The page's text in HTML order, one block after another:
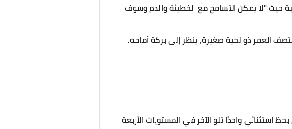
حيث "لا يمكن التسامح مع الخطيئة والدم وسوف
العمر ذو لحية صغيرة، ينظر إلى بركة أمامه.
استثنائي واحدًا تلو الآخر في المستويات الأربعة